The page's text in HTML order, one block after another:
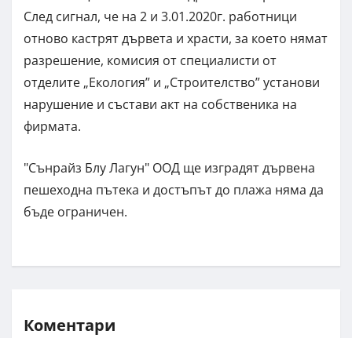
След сигнал, че на 2 и 3.01.2020г. работници
отново кастрят дървета и храсти, за което нямат
разрешение, комисия от специалисти от
отделите „Екология” и „Строителство” установи
нарушение и състави акт на собственика на
фирмата.
"Сънрайз Блу Лагун" ООД ще изградят дървена
пешеходна пътека и достъпът до плажа няма да
бъде ограничен.
Коментари